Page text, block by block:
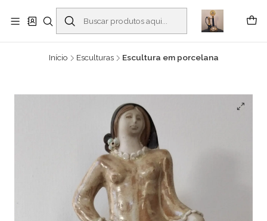
Buscantiguidades - Leilões. Colecionismo e antiguidades em Viana do
Castelo -
Leia mais
Início Esculturas Escultura em porcelana